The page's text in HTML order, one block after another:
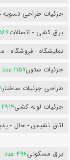
جزئیات طراحی تسویه
برق کشی - اتصالات566
نمایشگاه - فروشگاه -
جزئیات ستون1157 عدد
طراحی جزئیات ساختار
جزئیات لوله کشی2914 عدد
اتاق نشیمن - حال -
برق مسکونی496 عدد